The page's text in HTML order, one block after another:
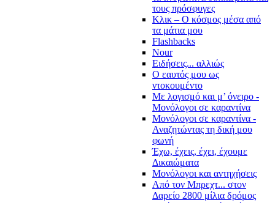
τους πρόσφυγες
Κλικ – Ο κόσμος μέσα από
τα μάτια μου
Flashbacks
Nour
Ειδήσεις... αλλιώς
Ο εαυτός μου ως
ντοκουμέντο
Με λογισμό και μ’ όνειρο -
Μονόλογοι σε καραντίνα
Μονόλογοι σε καραντίνα -
Αναζητώντας τη δική μου
φωνή
Έχω, έχεις, έχει, έχουμε
Δικαιώματα
Μονόλογοι και αντηχήσεις
Από τον Μπρεχτ... στον
Δαρείο 2800 μίλια δρόμος